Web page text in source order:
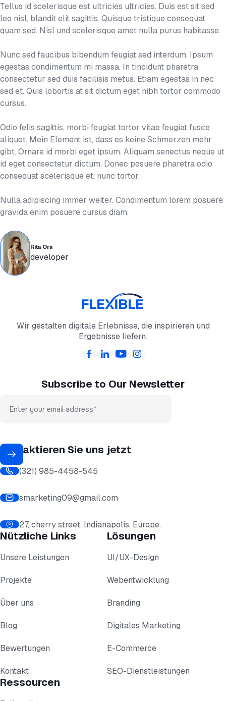
Tellus id scelerisque est ultricies ultricies. Duis est sit sed
leo nisl, blandit elit sagittis. Quisque tristique consequat
quam sed. Nisl und scelerisque amet nulla purus habitasse.
Nunc sed faucibus bibendum feugiat sed interdum. Ipsum
egestas condimentum mi massa. In tincidunt pharetra
consectetur sed duis facilisis metus. Etiam egestas in nec
sed et. Quis lobortis at sit dictum eget nibh tortor commodo
cursus.
Odio felis sagittis, morbi feugiat tortor vitae feugiat fusce
aliquet. Mein Element ist, dass es keine Schmerzen mehr
gibt. Ornare id morbi eget ipsum. Aliquam senectus neque ut
id eget consectetur dictum. Donec posuere pharetra odio
consequat scelerisque et, nunc tortor.
Nulla adipiscing immer weiter. Condimentum lorem posuere
gravida enim posuere cursus diam.
Rita Ora
developer
Wir gestalten digitale Erlebnisse, die inspirieren und
Ergebnisse liefern.
Subscribe to Our Newsletter
Nützliche Links
Unsere Leistungen
Projekte
Über uns
Blog
Bewertungen
Kontakt
Lösungen
UI/UX-Design
Webentwicklung
Branding
Digitales Marketing
E-Commerce
SEO-Dienstleistungen
Ressourcen
Kontaktieren Sie uns jetzt
(321) 985-4458-545
smarketing09@gmail.com
27, cherry street, Indianapolis, Europe.